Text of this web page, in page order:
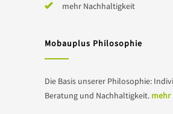
mehr Nachhaltigkeit
Mobauplus Philosophie
Die Basis unserer Philosophie:
Beratung und Nachhaltigkeit. mehr